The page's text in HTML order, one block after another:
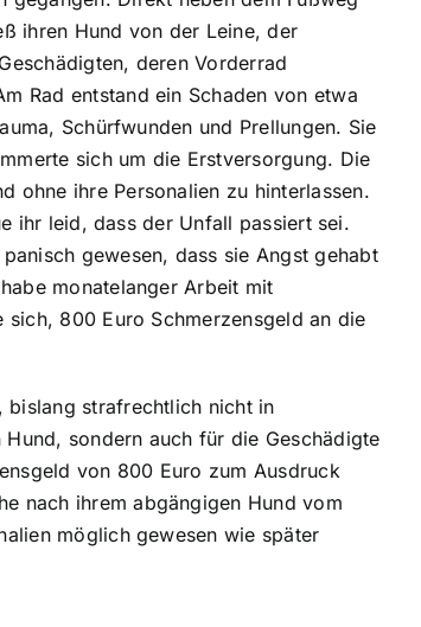
ihren Hund von der Leine, der
deren Vorderrad
Rad entstand ein Schaden von etwa
Schürfwunden und Prellungen. Sie
sich um die Erstversorgung. Die
ohne ihre Personalien zu hinterlassen.
ihr leid, dass der Unfall passiert sei.
gewesen, dass sie Angst gehabt
monatelanger Arbeit mit
800 Euro Schmerzensgeld an die
bislang strafrechtlich nicht in
sondern auch für die Geschädigte
von 800 Euro zum Ausdruck
nach ihrem abgängigen Hund vom
möglich gewesen wie später